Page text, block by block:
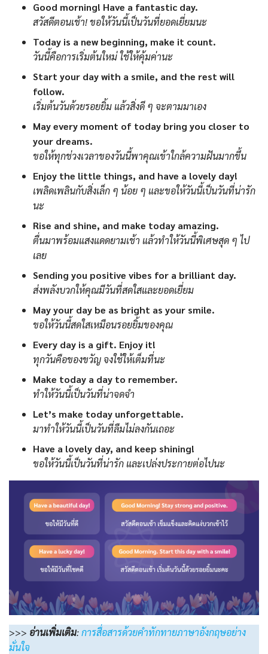
Good morning! Have a fantastic day.
สวัสดีตอนเช้า! ขอให้วันนี้เป็นวันที่ยอดเยี่ยมนะ
Today is a new beginning, make it count.
วันนี้คือการเริ่มต้นใหม่ ใช้ให้คุ้มค่านะ
Start your day with a smile, and the rest will
follow.
เริ่มต้นวันด้วยรอยยิ้ม แล้วสิ่งดี ๆ จะตามมาเอง
May every moment of today bring you closer to
your dreams.
ขอให้ทุกช่วงเวลาของวันนี้พาคุณเข้าใกล้ความฝันมากขึ้น
Enjoy the little things, and have a lovely day!
เพลิดเพลินกับสิ่งเล็ก ๆ น้อย ๆ และขอให้วันนี้เป็นวันที่น่ารัก
นะ
Rise and shine, and make today amazing.
ตื่นมาพร้อมแสงแดดยามเช้า แล้วทำให้วันนี้พิเศษสุด ๆ ไป
เลย
Sending you positive vibes for a brilliant day.
ส่งพลังบวกให้คุณมีวันที่สดใสและยอดเยี่ยม
May your day be as bright as your smile.
ขอให้วันนี้สดใสเหมือนรอยยิ้มของคุณ
Every day is a gift. Enjoy it!
ทุกวันคือของขวัญ จงใช้ให้เต็มที่นะ
Make today a day to remember.
ทำให้วันนี้เป็นวันที่น่าจดจำ
Let’s make today unforgettable.
มาทำให้วันนี้เป็นวันที่ลืมไม่ลงกันเถอะ
Have a lovely day, and keep shining!
ขอให้วันนี้เป็นวันที่น่ารัก และเปล่งประกายต่อไปนะ
>>> อ่านเพิ่มเติม:การสื่อสารด้วยคำทักทายภาษาอังกฤษอย่าง
มั่นใจ